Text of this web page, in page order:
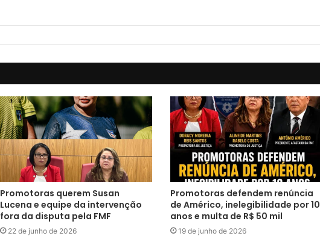
Promotoras querem Susan
Lucena e equipe da intervenção
fora da disputa pela FMF
22 de junho de 2026
Promotoras defendem renúncia
de Américo, inelegibilidade por 10
anos e multa de R$ 50 mil
19 de junho de 2026